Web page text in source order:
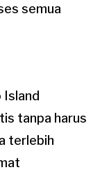
semua
Island
tanpa harus
terlebih